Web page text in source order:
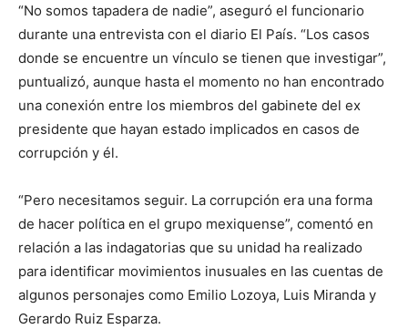
“No somos tapadera de nadie”, aseguró el funcionario
durante una entrevista con el diario El País. “Los casos
donde se encuentre un vínculo se tienen que investigar”,
puntualizó, aunque hasta el momento no han encontrado
una conexión entre los miembros del gabinete del ex
presidente que hayan estado implicados en casos de
corrupción y él.
“Pero necesitamos seguir. La corrupción era una forma
de hacer política en el grupo mexiquense”, comentó en
relación a las indagatorias que su unidad ha realizado
para identificar movimientos inusuales en las cuentas de
algunos personajes como Emilio Lozoya, Luis Miranda y
Gerardo Ruiz Esparza.